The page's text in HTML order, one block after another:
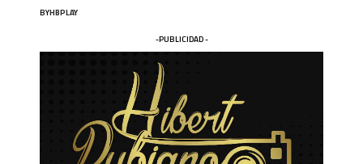
BYHBPLAY
-PUBLICIDAD -